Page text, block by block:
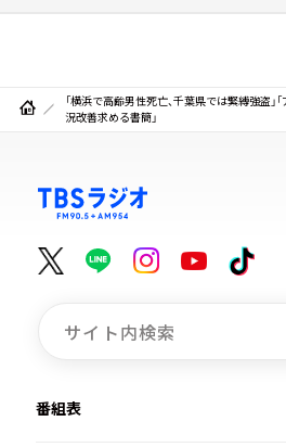
「横浜で高齢男性死亡、千葉県では緊縛強盗」
況改善求める書簡」
番組表